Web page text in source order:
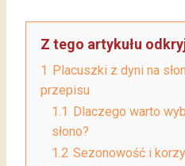
Z tego artykułu
1
Placuszki z dyni na
przepisu
1.1
Dlaczego warto
słono?
1.2 Sezonowość i